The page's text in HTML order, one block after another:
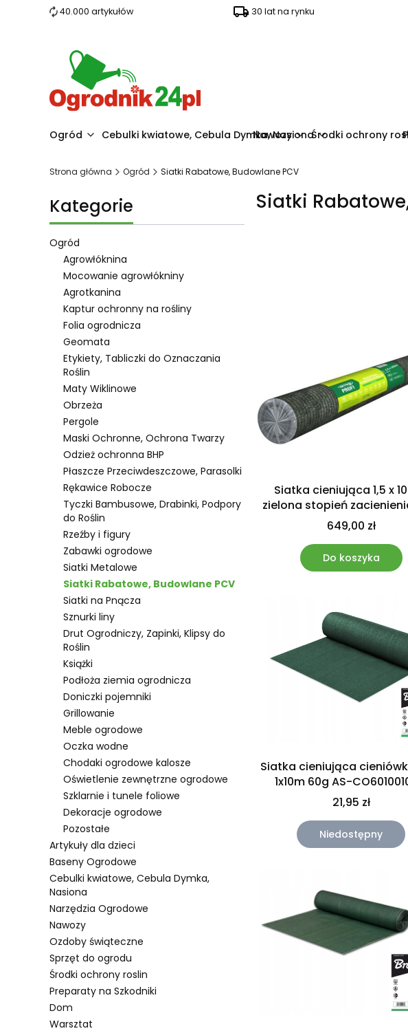
40.000 artykułów 30 lat na rynku
Ogród Cebulki kwiatowe, Cebula Dymka, Nasiona
Nawozy Środki ochrony
Strona główna Ogród Siatki Rabatowe, Budowlane PCV
Kategorie
Ogród
Agrowłóknina
Mocowanie agrowłókniny
Agrotkanina
Kaptur ochronny na rośliny
Folia ogrodnicza
Geomata
Etykiety, Tabliczki do Oznaczania
Roślin
Maty Wiklinowe
Obrzeża
Pergole
Maski Ochronne, Ochrona Twarzy
Odzież ochronna BHP
Płaszcze Przeciwdeszczowe, Parasolki
Rękawice Robocze
Tyczki Bambusowe, Drabinki, Podpory
do Roślin
Rzeźby i figury
Zabawki ogrodowe
Siatki Metalowe
Siatki Rabatowe, Budowlane PCV
Siatki na Pnącza
Sznurki liny
Drut Ogrodniczy, Zapinki, Klipsy do
Roślin
Książki
Podłoża ziemia ogrodnicza
Doniczki pojemniki
Grillowanie
Meble ogrodowe
Oczka wodne
Chodaki ogrodowe kalosze
Oświetlenie zewnętrzne ogrodowe
Szklarnie i tunele foliowe
Dekoracje ogrodowe
Pozostałe
Artykuły dla dzieci
Baseny Ogrodowe
Cebulki kwiatowe, Cebula Dymka,
Nasiona
Narzędzia Ogrodowe
Nawozy
Ozdoby świąteczne
Sprzęt do ogrodu
Środki ochrony roslin
Preparaty na Szkodniki
Dom
Warsztat
Siatki
Siatka cieniująca 1,5 x
zielona stopień
AGRIMPEX
649,00 zł
Do koszyka
Siatka cieniująca
1x10m 60g AS-
Bradas
21,95 zł
Niedostępny